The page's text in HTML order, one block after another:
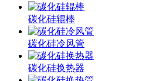
碳化硅辊棒
碳化硅冷风管
碳化硅换热器